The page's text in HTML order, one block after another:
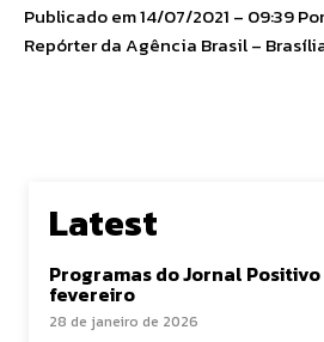
Publicado em 14/07/2021 – 09:39
Repórter da Agência Brasil –
Latest
Programas do Jornal
fevereiro
28 de janeiro de 2026